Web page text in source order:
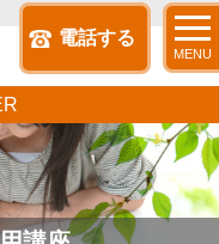
電話する
MENU